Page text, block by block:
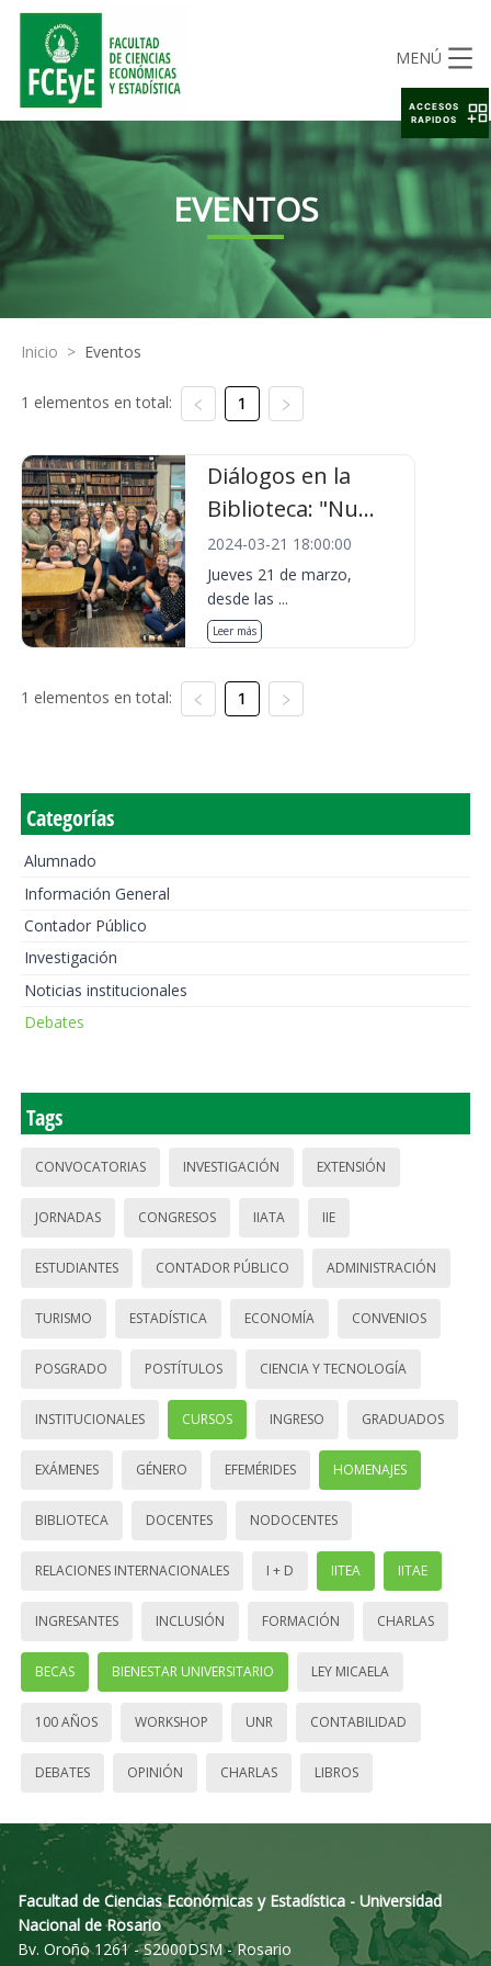
MENÚ
EVENTOS
Inicio > Eventos
1 elementos en total: 1
Diálogos en la
Biblioteca: "Nu...
2024-03-21 18:00:00
Jueves 21 de marzo,
desde las ...
Leer más
1 elementos en total: 1
Categorías
Alumnado
Información General
Contador Público
Investigación
Noticias institucionales
Debates
Tags
CONVOCATORIAS INVESTIGACIÓN EXTENSIÓN
JORNADAS CONGRESOS IIATA IIE
ESTUDIANTES CONTADOR PÚBLICO ADMINISTRACIÓN
TURISMO ESTADÍSTICA ECONOMÍA CONVENIOS
POSGRADO POSTÍTULOS CIENCIA Y TECNOLOGÍA
INSTITUCIONALES CURSOS INGRESO GRADUADOS
EXÁMENES GÉNERO EFEMÉRIDES HOMENAJES
BIBLIOTECA DOCENTES NODOCENTES
RELACIONES INTERNACIONALES I + D IITEA IITAE
INGRESANTES INCLUSIÓN FORMACIÓN CHARLAS
BECAS BIENESTAR UNIVERSITARIO LEY MICAELA
100 AÑOS WORKSHOP UNR CONTABILIDAD
DEBATES OPINIÓN CHARLAS LIBROS
Facultad de Ciencias Económicas y Estadística - Universidad
Nacional de Rosario
Bv. Oroño 1261 - S2000DSM - Rosario
ACCESOS
RAPIDOS